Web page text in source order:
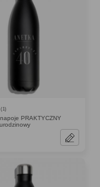
(1)
PRAKTYCZNY